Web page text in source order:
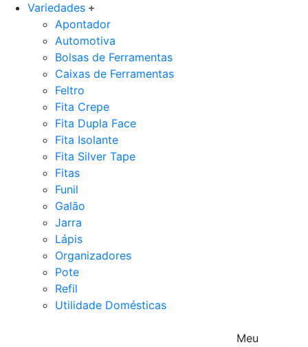
Variedades
Apontador
Automotiva
Bolsas de Ferramentas
Caixas de Ferramentas
Feltro
Fita Crepe
Fita Dupla Face
Fita Isolante
Fita Silver Tape
Fitas
Funil
Galão
Jarra
Lápis
Organizadores
Pote
Refil
Utilidade Domésticas
Meu